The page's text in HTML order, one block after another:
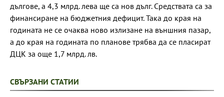
дългове, а 4,3 млрд. лева ще са нов дълг. Средствата са за
финансиране на бюджетния дефицит. Така до края на
годината не се очаква ново излизане на външния пазар,
а до края на годината по планове трябва да се пласират
ДЦК за още 1,7 млрд. лв.
СВЪРЗАНИ СТАТИИ